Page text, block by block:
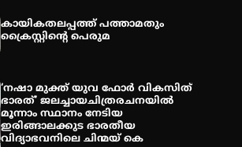
തേലപ്പിളളി പാറേമൽ വറീത്
തോമാസ് (69) അന്തരിച്ചു
അരങ്ങ് 2026′ ആഗസ്റ്റ് 8, 9
തീയതികളിൽ
കായികതലപ്പത്ത് പത്താമതും
ക്രൈസ്റ്റിന്റെ പെരുമ
‘നഷാ മുക്ത് യുവ ഫോർ വികസിത്
ഭാരത്’ ജലച്ചായചിത്രരചനയിൽ
മൂന്നാം സ്ഥാനം നേടിയ
ഇരിങ്ങാലക്കുട ഭാരതീയ
വിദ്യാഭവനിലെ ചിന്മയ് കെ